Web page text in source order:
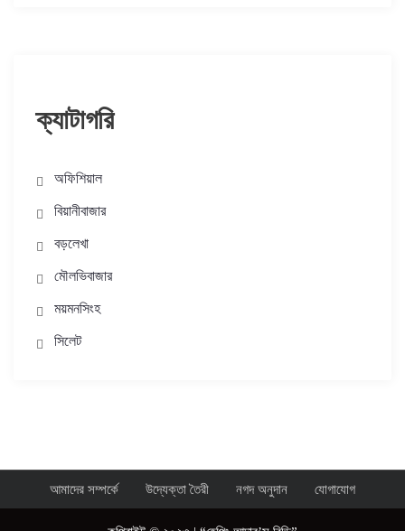
ক্যাটাগরি
অফিশিয়াল
বিয়ানীবাজার
বড়লেখা
মৌলভিবাজার
ময়মনসিংহ
সিলেট
আমাদের সম্পর্কে উদ্যেক্তা তৈরী নগদ অনুদান যোগাযোগ